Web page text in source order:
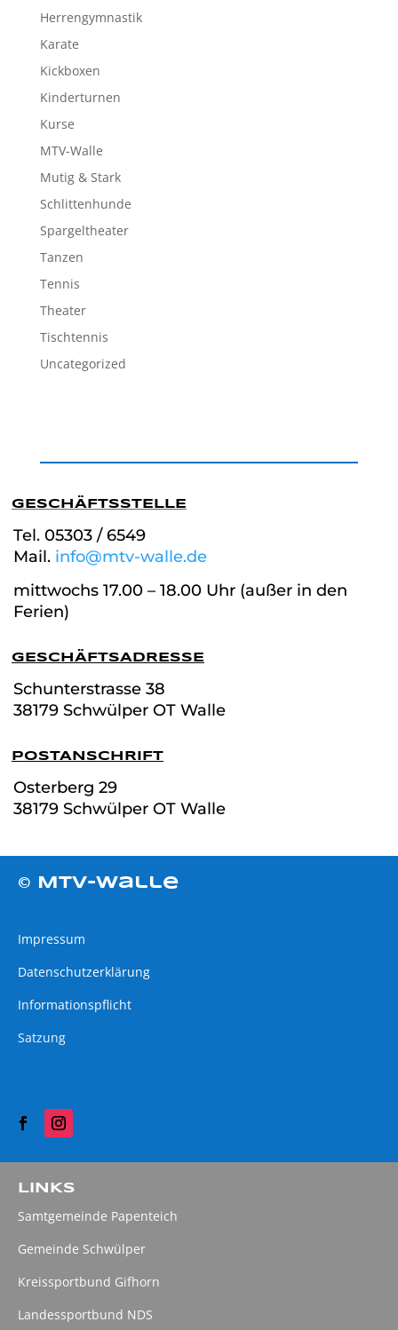
Herrengymnastik
Karate
Kickboxen
Kinderturnen
Kurse
MTV-Walle
Mutig & Stark
Schlittenhunde
Spargeltheater
Tanzen
Tennis
Theater
Tischtennis
Uncategorized
GESCHÄFTSSTELLE
Tel. 05303 / 6549
Mail. info@mtv-walle.de
mittwochs 17.00 – 18.00 Uhr (außer in den
Ferien)
GESCHÄFTSADRESSE
Schunterstrasse 38
38179 Schwülper OT Walle
POSTANSCHRIFT
Osterberg 29
38179 Schwülper OT Walle
© MTV-Walle
Impressum
Datenschutzerklärung
Informationspflicht
Satzung
LINKS
Samtgemeinde Papenteich
Gemeinde Schwülper
Kreissportbund Gifhorn
Landessportbund NDS